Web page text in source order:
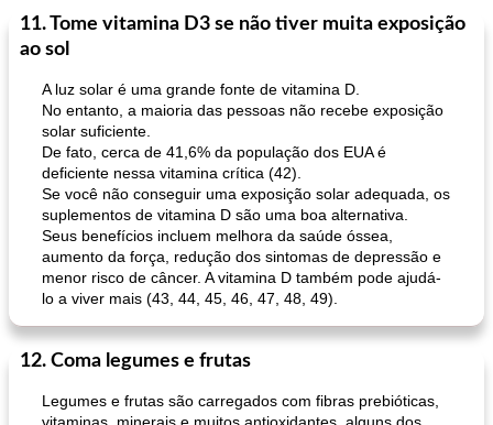
105min
Marcas de Confiança: Receitas e
pimentas recheadas de estilo italiano
0min
Feriados e Eventos
mandelbread
11. Tome vitamina D3 se não tiver muita exposição
ao sol
A luz solar é uma grande fonte de vitamina D.
No entanto, a maioria das pessoas não recebe exposição
solar suficiente.
De fato, cerca de 41,6% da população dos EUA é
deficiente nessa vitamina crítica (42).
Se você não conseguir uma exposição solar adequada, os
suplementos de vitamina D são uma boa alternativa.
Seus benefícios incluem melhora da saúde óssea,
aumento da força, redução dos sintomas de depressão e
menor risco de câncer. A vitamina D também pode ajudá-
lo a viver mais (43, 44, 45, 46, 47, 48, 49).
12. Coma legumes e frutas
Legumes e frutas são carregados com fibras prebióticas,